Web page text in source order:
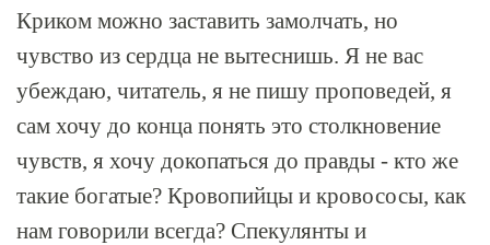
Криком можно заставить замолчать, но
чувство из сердца не вытеснишь. Я не вас
убеждаю, читатель, я не пишу проповедей, я
сам хочу до конца понять это столкновение
чувств, я хочу докопаться до правды - кто же
такие богатые? Кровопийцы и кровососы, как
нам говорили всегда? Спекулянты и